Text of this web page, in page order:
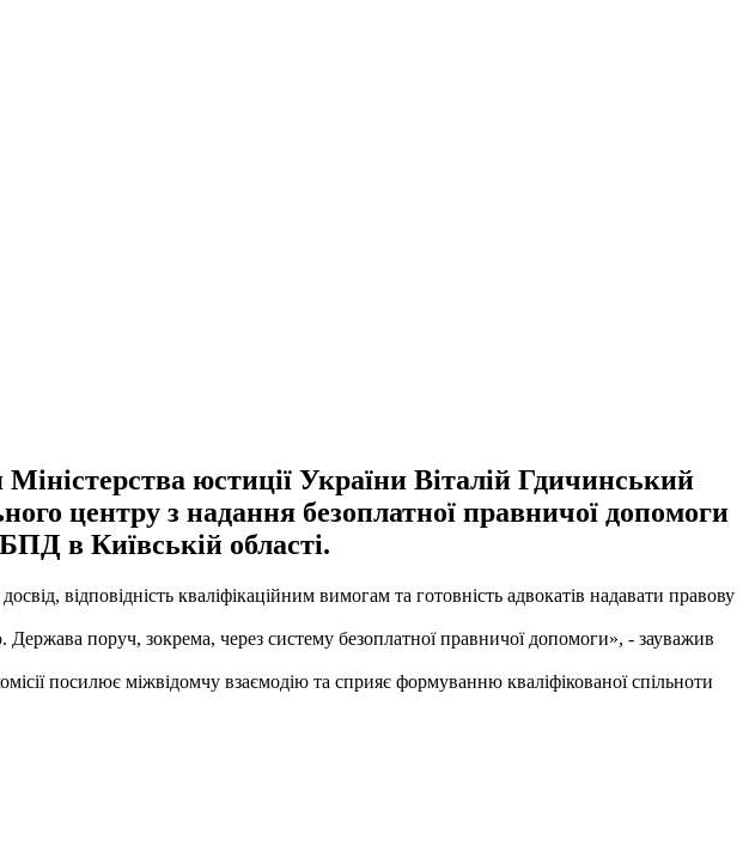
юстиції України Віталій Гдичинський
центру з надання безоплатної правничої допомоги
в Київській області.
відповідність кваліфікаційним вимогам та готовність адвокатів надавати правову
поруч, зокрема, через систему безоплатної правничої допомоги», - зауважив
посилює міжвідомчу взаємодію та сприяє формуванню кваліфікованої спільноти